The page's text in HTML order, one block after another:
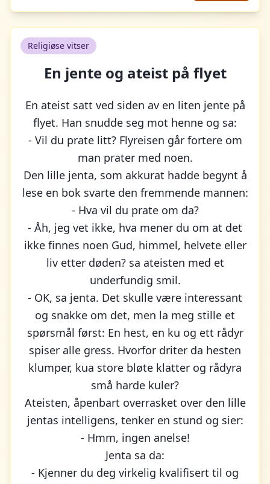
Religiøse vitser
En jente og ateist på flyet
En ateist satt ved siden av en liten jente på
flyet. Han snudde seg mot henne og sa:
- Vil du prate litt? Flyreisen går fortere om
man prater med noen.
Den lille jenta, som akkurat hadde begynt å
lese en bok svarte den fremmende mannen:
- Hva vil du prate om da?
- Åh, jeg vet ikke, hva mener du om at det
ikke finnes noen Gud, himmel, helvete eller
liv etter døden? sa ateisten med et
underfundig smil.
- OK, sa jenta. Det skulle være interessant
og snakke om det, men la meg stille et
spørsmål først: En hest, en ku og ett rådyr
spiser alle gress. Hvorfor driter da hesten
klumper, kua store bløte klatter og rådyra
små harde kuler?
Ateisten, åpenbart overrasket over den lille
jentas intelligens, tenker en stund og sier:
- Hmm, ingen anelse!
Jenta sa da:
- Kjenner du deg virkelig kvalifisert til og